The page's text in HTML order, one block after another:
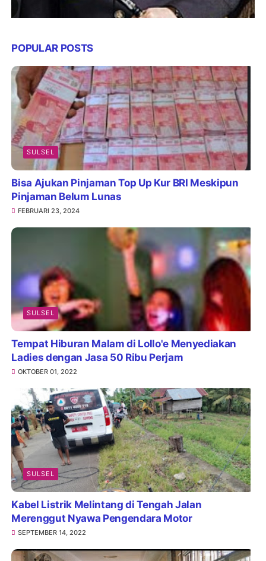
POPULAR POSTS
SULSEL
Bisa Ajukan Pinjaman Top Up Kur BRI Meskipun
Pinjaman Belum Lunas
FEBRUARI 23, 2024
SULSEL
Tempat Hiburan Malam di Lollo'e Menyediakan
Ladies dengan Jasa 50 Ribu Perjam
OKTOBER 01, 2022
SULSEL
Kabel Listrik Melintang di Tengah Jalan
Merenggut Nyawa Pengendara Motor
SEPTEMBER 14, 2022